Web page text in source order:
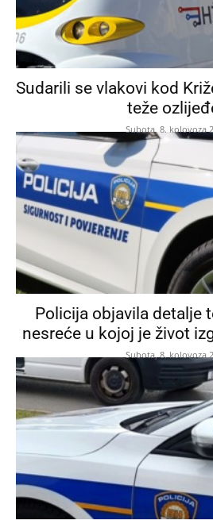
Sudarili se vlakovi kod
teže
Subota, 8. kolovoza
Policija objavila detalje
nesreće u kojoj je život
Subota, 8. kolovoza